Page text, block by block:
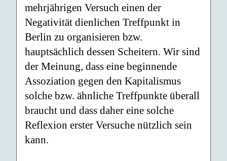
mehrjährigen Versuch einen der
Negativität dienlichen Treffpunkt in
Berlin zu organisieren bzw.
hauptsächlich dessen Scheitern. Wir sind
der Meinung, dass eine beginnende
Assoziation gegen den Kapitalismus
solche bzw. ähnliche Treffpunkte überall
braucht und dass daher eine solche
Reflexion erster Versuche nützlich sein
kann.